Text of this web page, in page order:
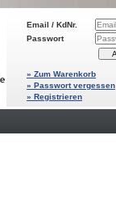
Email / KdNr.
Passwort
» Zum Warenkorb
» Passwort vergessen
» Registrieren